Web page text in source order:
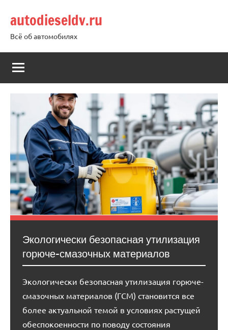
содержимому
autodieseldv.ru
Всё об автомобилях
Экологически безопасная утилизация
горюче-смазочных материалов
Экологически безопасная утилизация горюче-
смазочных материалов (ГСМ) становится все
более актуальной темой в условиях растущей
обеспокоенности по поводу состояния